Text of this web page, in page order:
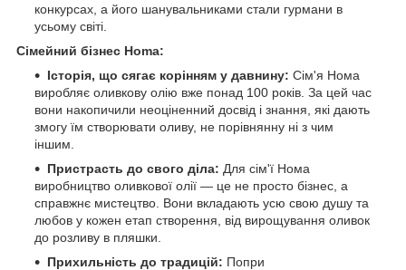
конкурсах, а його шанувальниками стали гурмани в
усьому світі.
Сімейний бізнес Homa:
Історія, що сягає корінням у давнину: Сім'я Нома
виробляє оливкову олію вже понад 100 років. За цей час
вони накопичили неоціненний досвід і знання, які дають
змогу їм створювати оливу, не порівнянну ні з чим
іншим.
Пристрасть до свого діла: Для сім'ї Нома
виробництво оливкової олії — це не просто бізнес, а
справжнє мистецтво. Вони вкладають усю свою душу та
любов у кожен етап створення, від вирощування оливок
до розливу в пляшки.
Прихильність до традицій: Попри